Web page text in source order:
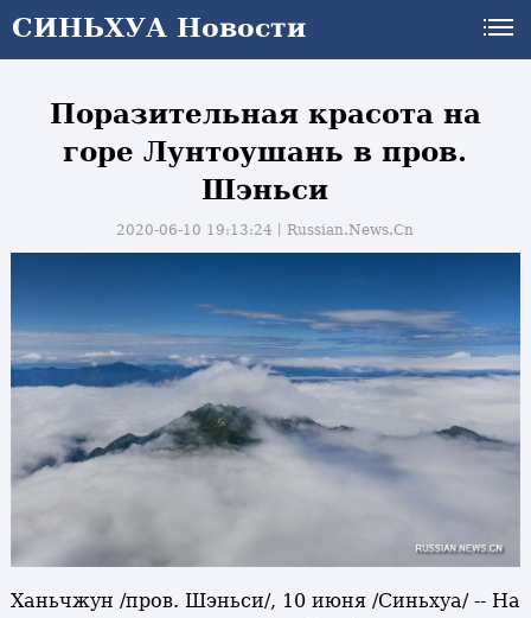
СИНЬХУА Новости
Поразительная красота на
горе Лунтоушань в пров.
Шэньси
2020-06-10 19:13:24丨Russian.News.Cn
Ханьчжун /пров. Шэньси/, 10 июня /Синьхуа/ -- На